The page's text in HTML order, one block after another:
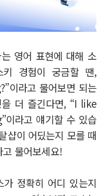
영어 표현에 대해 소
키 경험이 궁금할 땐,
이라고 물어보면 되는
더 즐긴다면, “I like
이라고 얘기할 수 있습
샵이 어딨는지 모를 때
고 물어보세요!
정확히 어디 있는지